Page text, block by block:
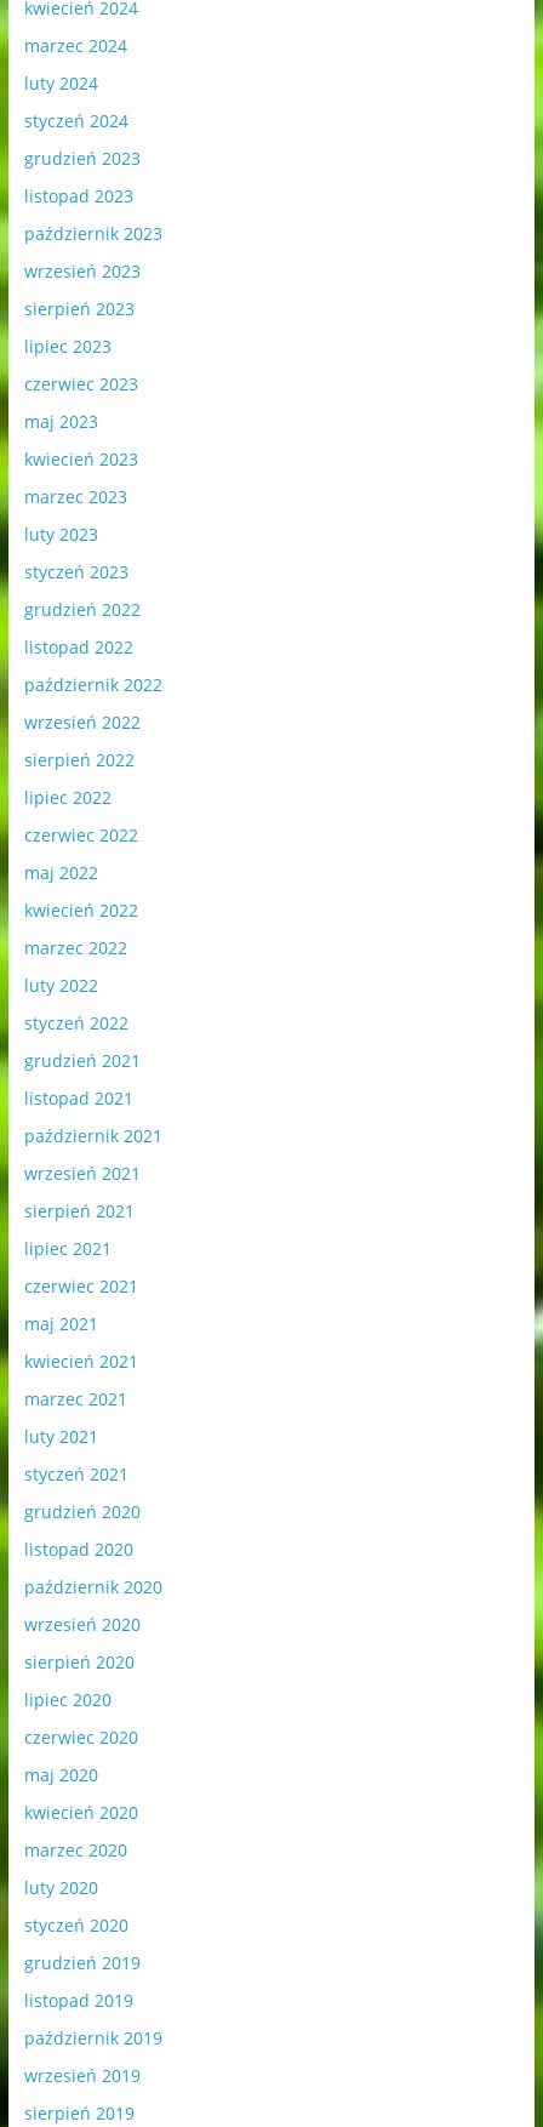
kwiecień 2024
marzec 2024
luty 2024
styczeń 2024
grudzień 2023
listopad 2023
październik 2023
wrzesień 2023
sierpień 2023
lipiec 2023
czerwiec 2023
maj 2023
kwiecień 2023
marzec 2023
luty 2023
styczeń 2023
grudzień 2022
listopad 2022
październik 2022
wrzesień 2022
sierpień 2022
lipiec 2022
czerwiec 2022
maj 2022
kwiecień 2022
marzec 2022
luty 2022
styczeń 2022
grudzień 2021
listopad 2021
październik 2021
wrzesień 2021
sierpień 2021
lipiec 2021
czerwiec 2021
maj 2021
kwiecień 2021
marzec 2021
luty 2021
styczeń 2021
grudzień 2020
listopad 2020
październik 2020
wrzesień 2020
sierpień 2020
lipiec 2020
czerwiec 2020
maj 2020
kwiecień 2020
marzec 2020
luty 2020
styczeń 2020
grudzień 2019
listopad 2019
październik 2019
wrzesień 2019
sierpień 2019